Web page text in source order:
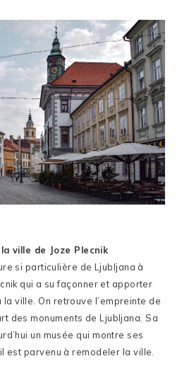
ville de Joze Plecnik
si particulière de Ljubljana à
qui a su façonner et apporter
ville. On retrouve l’empreinte de
des monuments de Ljubljana. Sa
un musée qui montre ses
est parvenu à remodeler la ville.